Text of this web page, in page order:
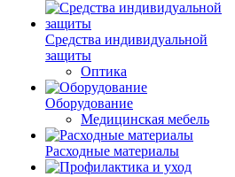
Средства индивидуальной
защиты
Оптика
Оборудование
Медицинская мебель
Расходные материалы